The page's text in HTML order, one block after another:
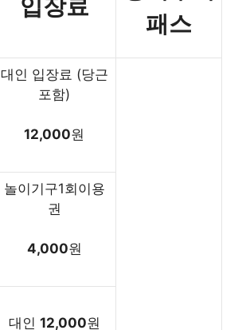
입장료
패스
대인 입장료 (당근
포함)
12,000원
놀이기구1회이용
권
4,000원
대인 12,000원